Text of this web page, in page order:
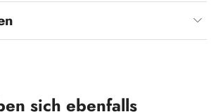
sich ebenfalls